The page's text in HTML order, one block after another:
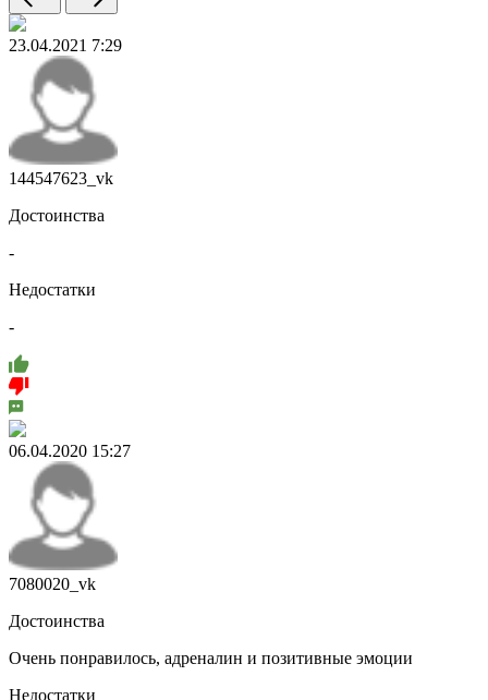
23.04.2021 7:29
144547623_vk
Достоинства
-
Недостатки
-
06.04.2020 15:27
7080020_vk
Достоинства
Очень понравилось, адреналин и позитивные эмоции
Недостатки